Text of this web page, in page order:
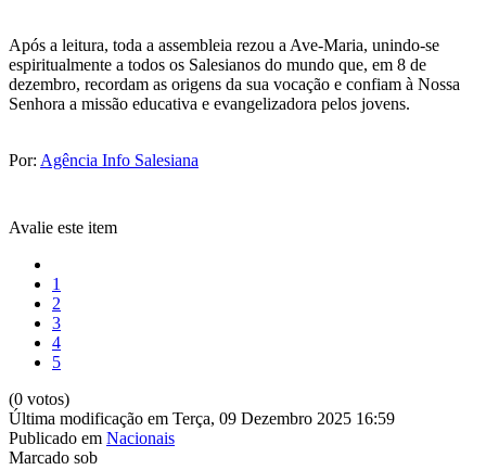
Após a leitura, toda a assembleia rezou a Ave-Maria, unindo-se
espiritualmente a todos os Salesianos do mundo que, em 8 de
dezembro, recordam as origens da sua vocação e confiam à Nossa
Senhora a missão educativa e evangelizadora pelos jovens.
Por: Agência Info Salesiana
Avalie este item
1
2
3
4
5
(0 votos)
Última modificação em Terça, 09 Dezembro 2025 16:59
Publicado em Nacionais
Marcado sob